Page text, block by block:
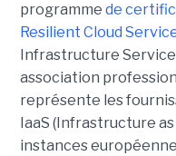
programme de
Resilient Cloud
Infrastructure
association
représente les
IaaS (Infrastructure
instances